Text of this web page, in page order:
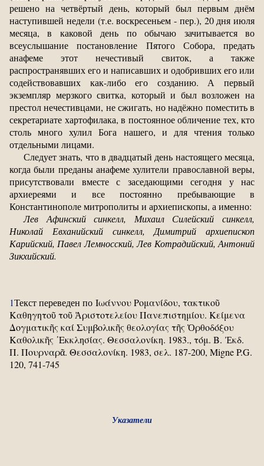
решено на четвёртый день, который был первым днём
наступившей недели (т.е. воскресеньем - пер.), 20 дня июля
месяца, в каковой день по обычаю зачитывается во
всеуслышание постановление Пятого Собора, предать
анафеме этот нечестивый свиток, а также
распространявших его и написавших и одобривших его или
содействовавших как-либо его созданию. А первый
экземпляр мерзкого свитка, который и был возложен на
престол нечестивцами, не сжигать, но надёжно поместить в
секретариате хартофилака, в постоянное обличение тех, кто
столь много хулил Бога нашего, и для чтения только
отдельными лицами.
Следует знать, что в двадцатый день настоящего месяца,
когда были преданы анафеме хулители православной веры,
присутствовали вместе с заседающими сегодня у нас
архиереями и все постоянно пребывающие в
Константинополе митрополиты и архиепископы, а именно:
Лев Афинский синкелл, Михаил Силейский синкелл,
Николай Евханийский синкелл, Димитрий архиепископ
Карийский, Павел Лемносский, Лев Котрадийский, Антоний
Зикхийский.
1Текст переведен по Ιωάννου Ρομανίδου, τακτικοῦ
Καθηγητοῦ τοῦ Ἀριστοτελείου Πανεπιστημίου. Κείμενα
Δογματικῆς καί Συμβολικῆς θεολογίας τῆς Ὀρθοδόξου
Καθολικῆς ᾿Εκκλησίας. Θεσσαλονίκη. 1983., τόμ. Β. Ἐκδ.
Π. Πουρναρᾶ. Θεσσαλονίκη. 1983, σελ. 187-200, Migne P.G.
120, 741-745
Указатели